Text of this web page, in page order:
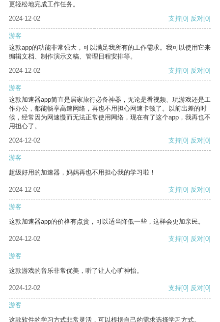
更轻松地完成工作任务。
2024-12-02
支持[0] 反对[0]
游客
这款app的功能非常强大，可以满足我所有的工作需求。我可以使用它来
编辑文档、制作演示文稿、管理日程安排等。
2024-12-02
支持[0] 反对[0]
游客
这款加速器app简直是居家旅行必备神器，无论是看视频、玩游戏还是工
作办公，都能畅享高速网络，再也不用担心网速卡顿了。以前出差的时
候，经常因为网速慢而无法正常使用网络，现在有了这个app，我再也不
用担心了。
2024-12-02
支持[0] 反对[0]
游客
超级好用的加速器，妈妈再也不用担心我的学习啦！
2024-12-02 支持[0] 反对[0]
游客
这款加速器app的价格有点贵，可以适当降低一些，这样会更加亲民。
2024-12-02 支持[0] 反对[0]
游客
这款游戏的音乐非常优美，听了让人心旷神怡。
2024-12-02 支持[0] 反对[0]
游客
这款软件的学习方式非常灵活，可以根据自己的需求选择学习方式。